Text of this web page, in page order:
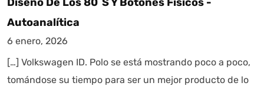
Autoanalítica
6 enero, 2026
[…] Volkswagen ID. Polo se está mostrando poco a poco,
tomándose su tiempo para ser un mejor producto de lo